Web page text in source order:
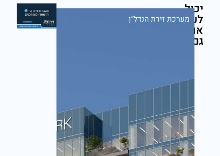
יכול
לעניין
אותך
גם
מערכת זירת הנדל״ן